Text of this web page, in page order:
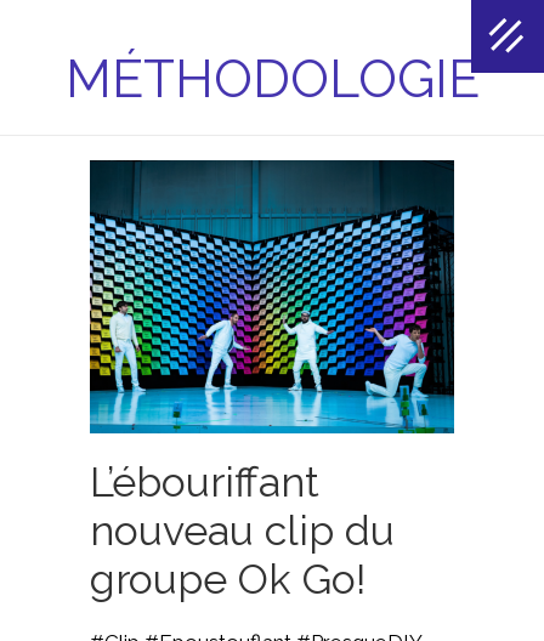
MÉTHODOLOGIE
L’ébouriffant
nouveau clip du
groupe Ok Go!